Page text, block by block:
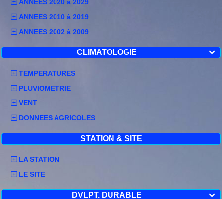
ANNEES 2020 à 2029
ANNEES 2010 à 2019
ANNEES 2002 à 2009

CLIMATOLOGIE
TEMPERATURES
PLUVIOMETRIE
VENT
DONNEES AGRICOLES
STATION & SITE
LA STATION
LE SITE

DVLPT. DURABLE
Source :METEOFRANCE
Bulletin de Vigilance météo région Auvergne-
neige/verglas sur Allier, Loire, Rhône, Ain,